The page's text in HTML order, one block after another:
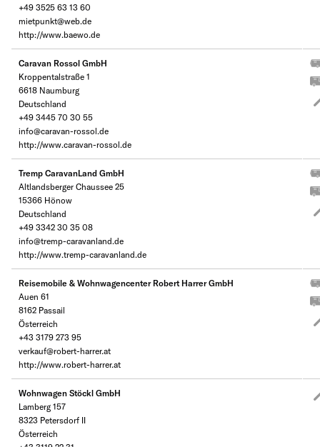
+49 3525 63 13 60
mietpunkt@web.de
http://www.baewo.de
Caravan Rossol GmbH
Kroppentalstraße 1
6618 Naumburg
Deutschland
+49 3445 70 30 55
info@caravan-rossol.de
http://www.caravan-rossol.de
Tremp CaravanLand GmbH
Altlandsberger Chaussee 25
15366 Hönow
Deutschland
+49 3342 30 35 08
info@tremp-caravanland.de
http://www.tremp-caravanland.de
Reisemobile & Wohnwagencenter Robert Harrer GmbH
Auen 61
8162 Passail
Österreich
+43 3179 273 95
verkauf@robert-harrer.at
http://www.robert-harrer.at
Wohnwagen Stöckl GmbH
Lamberg 157
8323 Petersdorf II
Österreich